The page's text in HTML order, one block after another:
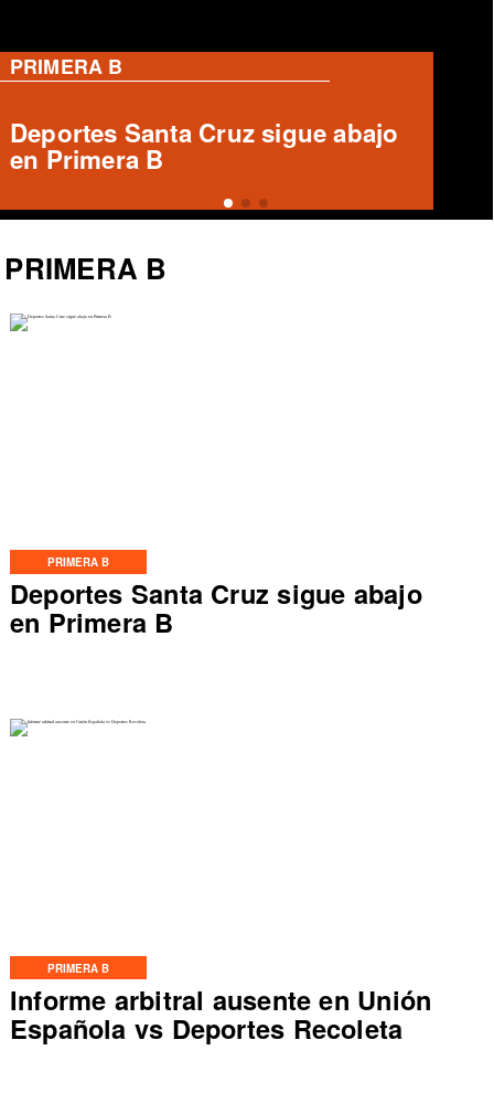
PRIMERA B
Deportes Santa Cruz sigue abajo
en Primera B
PRIMERA B
Informe arbitral ausente en Unión
Española vs Deportes Recoleta
PRIMERA B
Informe arbitral ausente en Unión
Española vs Deportes Recoleta
PRIMERA B